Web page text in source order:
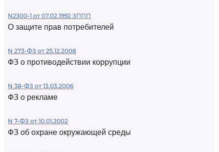
N2300-1 от 07.02.1992 ЗППП
О защите прав потребителей
N 273-ФЗ от 25.12.2008
ФЗ о противодействии коррупции
N 38-ФЗ от 13.03.2006
ФЗ о рекламе
N 7-ФЗ от 10.01.2002
ФЗ об охране окружающей среды